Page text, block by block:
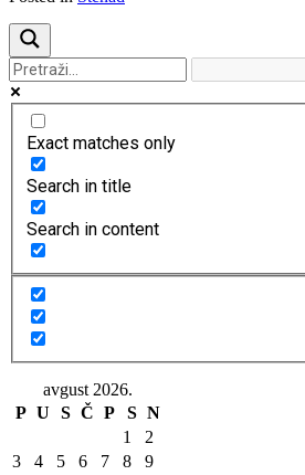
Exact matches only
Search in title
Search in content
avgust 2026.
P U S Č P S N
1
2
3
4 5 6 7 8 9